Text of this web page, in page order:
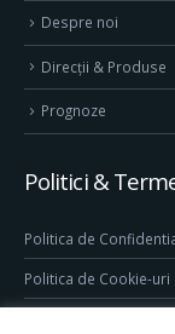
Despre noi
Direcţii & Produse
Prognoze
Politici &
Politica de
Politica de Cookie-uri